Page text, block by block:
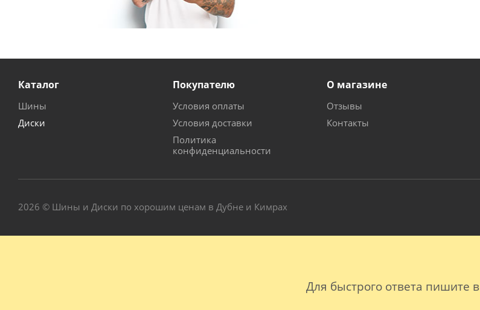
Для быстрого ответа пишите в
Каталог
Шины
Диски
Покупателю
Условия оплаты
Условия доставки
Политика
конфиденциальности
О магазине
Отзывы
Контакты
2026 © Шины и Диски по хорошим ценам в Дубне и Кимрах